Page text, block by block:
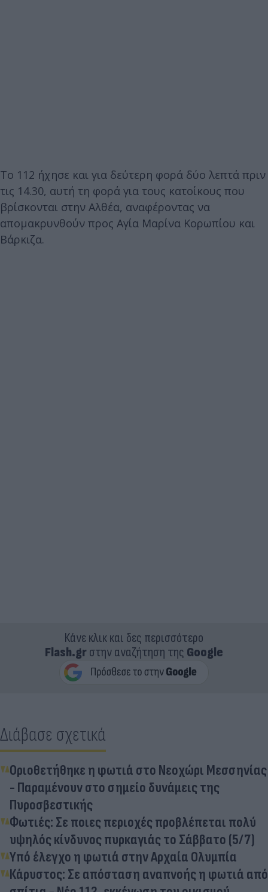
Το 112 ήχησε και για δεύτερη φορά δύο λεπτά πριν
τις 14.30, αυτή τη φορά για τους κατοίκους που
βρίσκονται στην Αλθέα, αναφέροντας να
απομακρυνθούν προς Αγία Μαρίνα Κορωπίου και
Βάρκιζα.
Κάνε κλικ και δες περισσότερο
Flash.grστην αναζήτηση της Google
Διάβασε σχετικά
Οριοθετήθηκε η φωτιά στο Νεοχώρι Μεσσηνίας
- Παραμένουν στο σημείο δυνάμεις της
Πυροσβεστικής
Φωτιές: Σε ποιες περιοχές προβλέπεται πολύ
υψηλός κίνδυνος πυρκαγιάς το Σάββατο (5/7)
Υπό έλεγχο η φωτιά στην Αρχαία Ολυμπία
Κάρυστος: Σε απόσταση αναπνοής η φωτιά από